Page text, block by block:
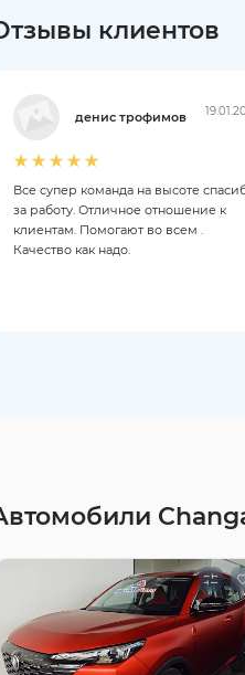
клиентов
денис трофимов
Все супер команда на высоте
за работу. Отличное отношение к
клиентам. Помогают во всем .
Качество как надо.